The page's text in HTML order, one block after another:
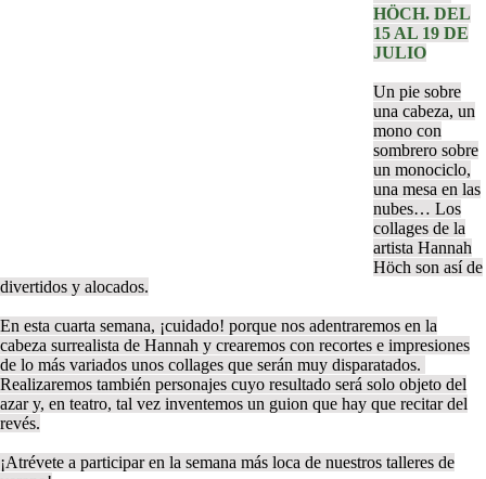
HÖCH. DEL
15 AL 19 DE
JULIO
Un pie sobre
una cabeza, un
mono con
sombrero sobre
un monociclo,
una mesa en las
nubes… Los
collages de la
artista Hannah
Höch son así de
divertidos y alocados.
En esta cuarta semana, ¡cuidado! porque nos adentraremos en la
cabeza surrealista de Hannah y crearemos con recortes e impresiones
de lo más variados unos collages que serán muy disparatados.
Realizaremos también personajes cuyo resultado será solo objeto del
azar y, en teatro, tal vez inventemos un guion que hay que recitar del
revés.
¡Atrévete a participar en la semana más loca de nuestros talleres de